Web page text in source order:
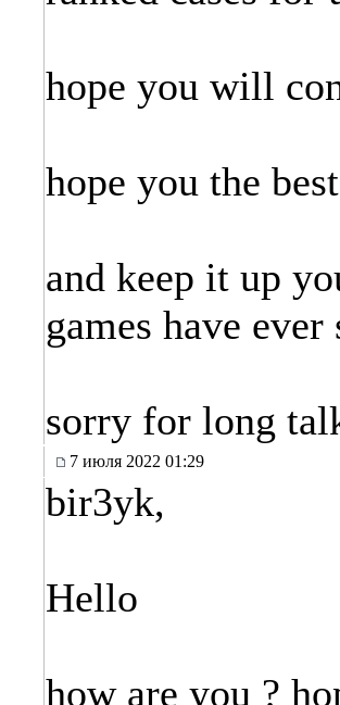
hope you will
hope you the
and keep it up
games have ever
sorry for long
7 июля 2022 01:29
bir3yk,
Hello
how are you ?